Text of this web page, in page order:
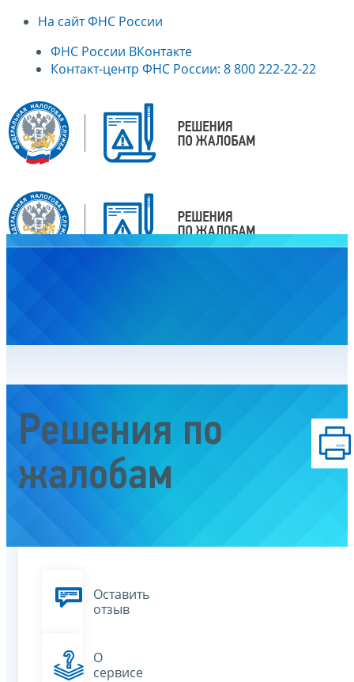
На сайт ФНС России
ФНС России ВКонтакте
Контакт-центр ФНС России: 8 800 222-22-22
Решения по
жалобам
Оставить
отзыв
О
сервисе